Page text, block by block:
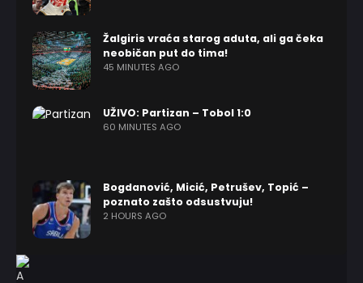
Žalgiris vraća starog aduta, ali ga čeka
neobičan put do tima!
45 MINUTES AGO
UŽIVO: Partizan – Tobol 1:0
60 MINUTES AGO
Bogdanović, Micić, Petrušev, Topić –
poznato zašto odsustvuju!
2 HOURS AGO